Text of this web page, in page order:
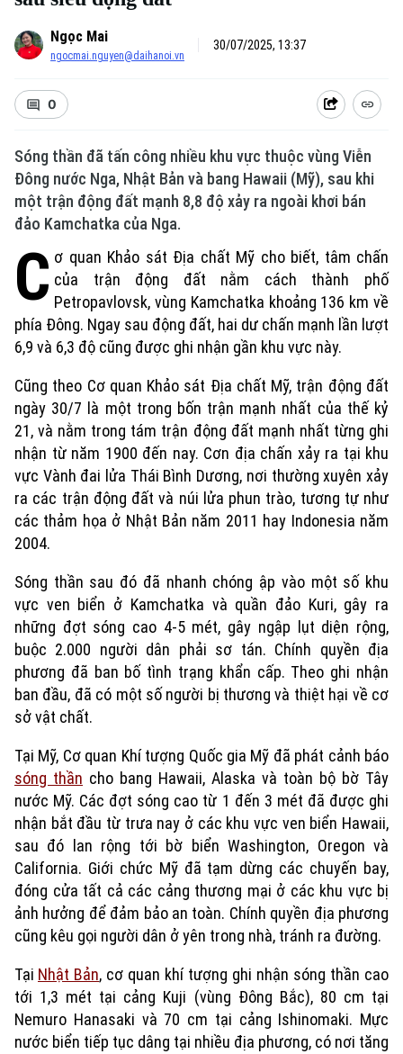
Ngọc Mai
ngocmai.nguyen@daihanoi.vn
30/07/2025, 13:37
0
Sóng thần đã tấn công nhiều khu vực thuộc vùng Viễn
Đông nước Nga, Nhật Bản và bang Hawaii (Mỹ), sau khi
một trận động đất mạnh 8,8 độ xảy ra ngoài khơi bán
đảo Kamchatka của Nga.
C ơ quan Khảo sát Địa chất Mỹ cho biết, tâm chấn
của trận động đất nằm cách thành phố
Petropavlovsk, vùng Kamchatka khoảng 136 km về
phía Đông. Ngay sau động đất, hai dư chấn mạnh lần lượt
6,9 và 6,3 độ cũng được ghi nhận gần khu vực này.
Cũng theo Cơ quan Khảo sát Địa chất Mỹ, trận động đất
ngày 30/7 là một trong bốn trận mạnh nhất của thế kỷ
21, và nằm trong tám trận động đất mạnh nhất từng ghi
nhận từ năm 1900 đến nay. Cơn địa chấn xảy ra tại khu
vực Vành đai lửa Thái Bình Dương, nơi thường xuyên xảy
ra các trận động đất và núi lửa phun trào, tương tự như
các thảm họa ở Nhật Bản năm 2011 hay Indonesia năm
2004.
Sóng thần sau đó đã nhanh chóng ập vào một số khu
vực ven biển ở Kamchatka và quần đảo Kuri, gây ra
những đợt sóng cao 4-5 mét, gây ngập lụt diện rộng,
buộc 2.000 người dân phải sơ tán. Chính quyền địa
phương đã ban bố tình trạng khẩn cấp. Theo ghi nhận
ban đầu, đã có một số người bị thương và thiệt hại về cơ
sở vật chất.
Tại Mỹ, Cơ quan Khí tượng Quốc gia Mỹ đã phát cảnh báo
sóng thần cho bang Hawaii, Alaska và toàn bộ bờ Tây
nước Mỹ. Các đợt sóng cao từ 1 đến 3 mét đã được ghi
nhận bắt đầu từ trưa nay ở các khu vực ven biển Hawaii,
sau đó lan rộng tới bờ biển Washington, Oregon và
California. Giới chức Mỹ đã tạm dừng các chuyến bay,
đóng cửa tất cả các cảng thương mại ở các khu vực bị
ảnh hưởng để đảm bảo an toàn. Chính quyền địa phương
cũng kêu gọi người dân ở yên trong nhà, tránh ra đường.
Tại Nhật Bản, cơ quan khí tượng ghi nhận sóng thần cao
tới 1,3 mét tại cảng Kuji (vùng Đông Bắc), 80 cm tại
Nemuro Hanasaki và 70 cm tại cảng Ishinomaki. Mực
nước biển tiếp tục dâng tại nhiều địa phương, có nơi tăng